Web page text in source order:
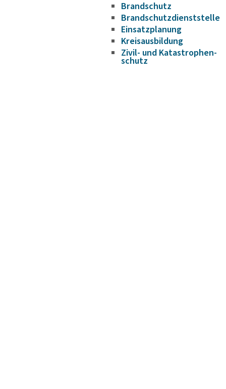
Brand­schutz
Brand­schutz­dienst­stelle
Einsatz­pla­nung
Kreis­aus­­bil­­dung
Zivil- und Kata­s­tro­­phen­­
schutz